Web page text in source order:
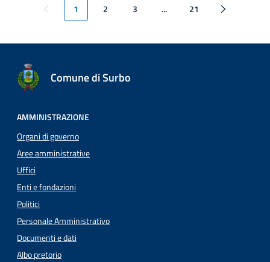
Pagina Precedente
Pagina
1 Pagina
2 Pagina
3 ...Pagine intermedie
Pagina
21 Pagina
Comune di Surbo
AMMINISTRAZIONE
Organi di governo
Aree amministrative
Uffici
Enti e fondazioni
Politici
Personale Amministrativo
Documenti e dati
Albo pretorio